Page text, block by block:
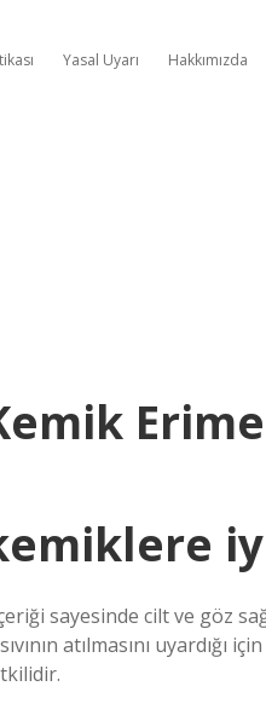
Yasal Uyarı Hakkımızda
sayesinde cilt ve göz
atılmasını uyardığı